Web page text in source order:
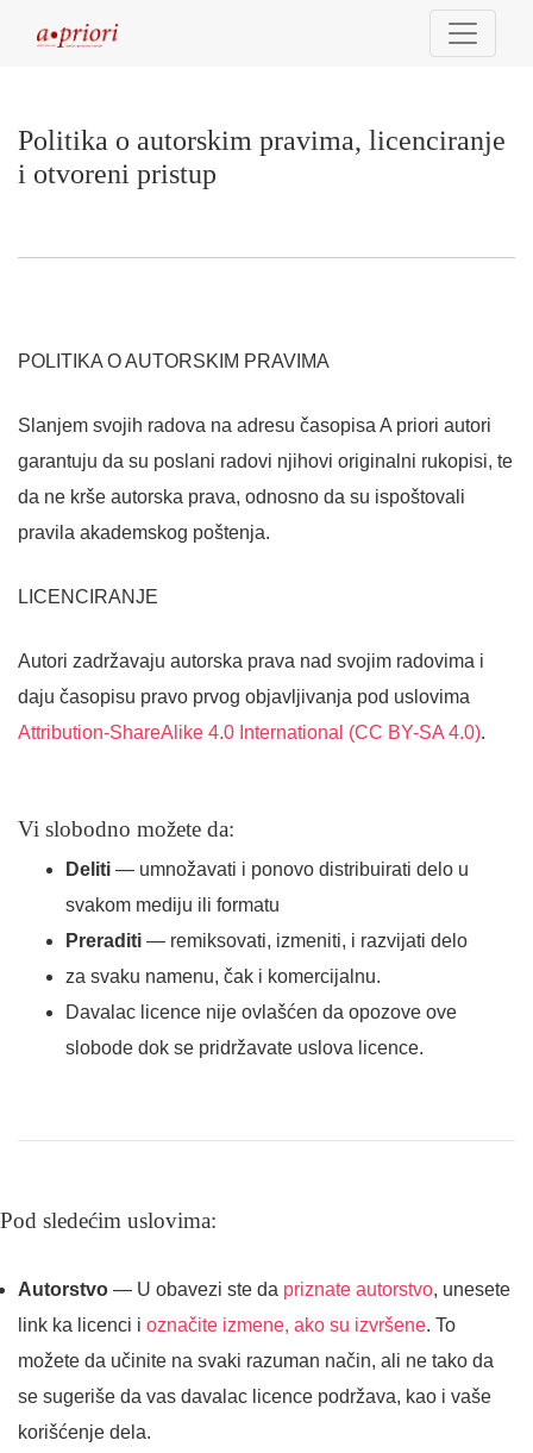
Politika o autorskim pravima, licenciranje i
Politika o autorskim pravima, licenciranje
i otvoreni pristup
POLITIKA O AUTORSKIM PRAVIMA
Slanjem svojih radova na adresu časopisa A priori autori
garantuju da su poslani radovi njihovi originalni rukopisi, te
da ne krše autorska prava, odnosno da su ispoštovali
pravila akademskog poštenja.
LICENCIRANJE
Autori zadržavaju autorska prava nad svojim radovima i
daju časopisu pravo prvog objavljivanja pod uslovima
Attribution-ShareAlike 4.0 International (CC BY-SA 4.0).
Vi slobodno možete da:
Deliti — umnožavati i ponovo distribuirati delo u
svakom mediju ili formatu
Preraditi — remiksovati, izmeniti, i razvijati delo
za svaku namenu, čak i komercijalnu.
Davalac licence nije ovlašćen da opozove ove
slobode dok se pridržavate uslova licence.
Pod sledećim uslovima:
Autorstvo — U obavezi ste da priznate autorstvo, unesete
link ka licenci i označite izmene, ako su izvršene. To
možete da učinite na svaki razuman način, ali ne tako da
se sugeriše da vas davalac licence podržava, kao i vaše
korišćenje dela.